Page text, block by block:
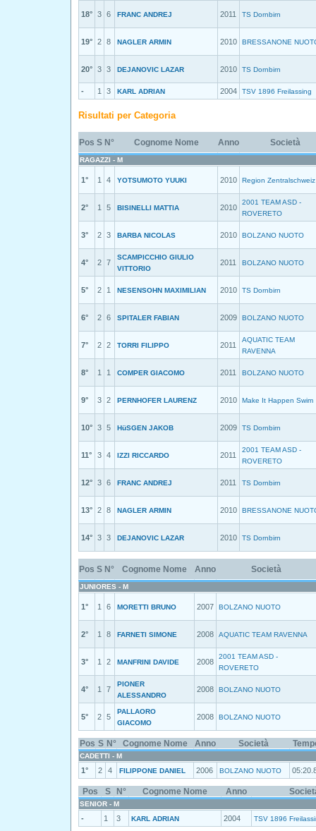
18° 3 6 FRANC ANDREJ 2011 TS Dornbirn
19° 2 8 NAGLER ARMIN 2010 BRESSANONE
20° 3 3 DEJANOVIC LAZAR 2010 TS Dornbirn
- 1 3 KARL ADRIAN 2004 TSV 1896 Freilassing
Risultati per Categoria
Pos S N° Cognome Nome Anno Società
RAGAZZI - M
1° 1 4 YOTSUMOTO YUUKI 2010 Region
2° 1 5 BISINELLI MATTIA 2010
2001 TEAM ASD -
ROVERETO
3° 2 3 BARBA NICOLAS 2010 BOLZANO NUOTO
4° 2 7
SCAMPICCHIO GIULIO
VITTORIO
2011 BOLZANO NUOTO
5° 2 1 NESENSOHN MAXIMILIAN 2010 TS Dornbirn
6° 2 6 SPITALER FABIAN 2009 BOLZANO NUOTO
7° 2 2 TORRI FILIPPO 2011
AQUATIC TEAM
RAVENNA
8° 1 1 COMPER GIACOMO 2011 BOLZANO NUOTO
9° 3 2 PERNHOFER LAURENZ 2010 Make It Happen Swim
10° 3 5 HüSGEN JAKOB 2009 TS Dornbirn
11° 3 4 IZZI RICCARDO 2011
2001 TEAM ASD -
ROVERETO
12° 3 6 FRANC ANDREJ 2011 TS Dornbirn
13° 2 8 NAGLER ARMIN 2010 BRESSANONE
14° 3 3 DEJANOVIC LAZAR 2010 TS Dornbirn
Pos S N° Cognome Nome Anno Società
JUNIORES - M
1° 1 6 MORETTI BRUNO 2007 BOLZANO NUOTO
2° 1 8 FARNETI SIMONE 2008 AQUATIC TEAM RAVENNA
3° 1 2 MANFRINI DAVIDE 2008
2001 TEAM ASD -
ROVERETO
4° 1 7
PIONER
ALESSANDRO
2008 BOLZANO NUOTO
5° 2 5
PALLAORO
GIACOMO
2008 BOLZANO NUOTO
Pos S N° Cognome Nome Anno Società
CADETTI - M
1° 2 4 FILIPPONE DANIEL 2006 BOLZANO NUOTO
Pos S N° Cognome Nome Anno
SENIOR - M
- 1 3 KARL ADRIAN 2004 TSV 1896